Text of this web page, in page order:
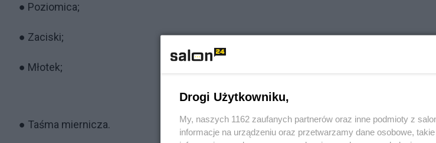
● Poziomica;
● Zaciski;
● Młotek;
Reklama
● Taśma miernicza.
Drogi Użytkowniku,
My, naszych 1162 zaufanych partnerów oraz inne podmioty z
informacje na urządzeniu oraz przetwarzamy dane osobowe,